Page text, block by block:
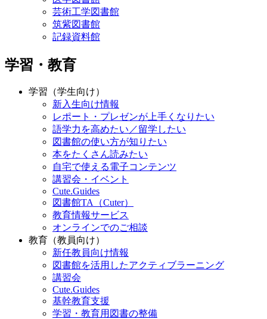
芸術工学図書館
筑紫図書館
記録資料館
学習・教育
学習（学生向け）
新入生向け情報
レポート・プレゼンが上手くなりたい
語学力を高めたい／留学したい
図書館の使い方が知りたい
本をたくさん読みたい
自宅で使える電子コンテンツ
講習会・イベント
Cute.Guides
図書館TA（Cuter）
教育情報サービス
オンラインでのご相談
教育（教員向け）
新任教員向け情報
図書館を活用したアクティブラーニング
講習会
Cute.Guides
基幹教育支援
学習・教育用図書の整備